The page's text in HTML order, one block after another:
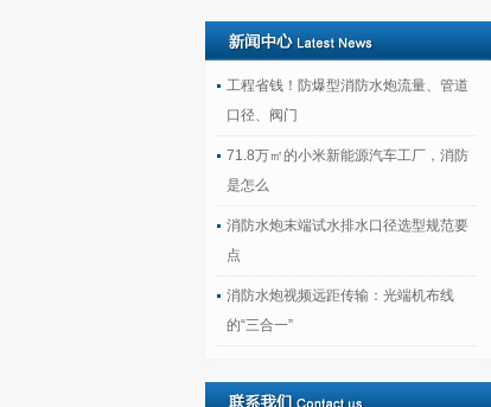
工程省钱！防爆型消防水炮流量、管道
口径、阀门
71.8万㎡的小米新能源汽车工厂，消防
是怎么
消防水炮末端试水排水口径选型规范要
点
消防水炮视频远距传输：光端机布线
的“三合一”